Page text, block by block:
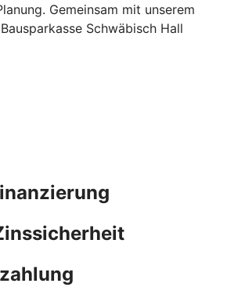
Gemeinsam mit unserem
Schwäbisch Hall